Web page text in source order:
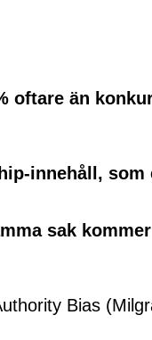
oftare än
innehåll, som
sak
Bias